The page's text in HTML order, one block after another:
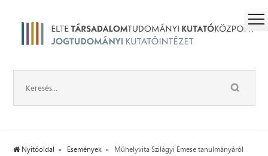
Nyitóoldal Események Műhelyvita Szilágyi Emese tanulmányáról